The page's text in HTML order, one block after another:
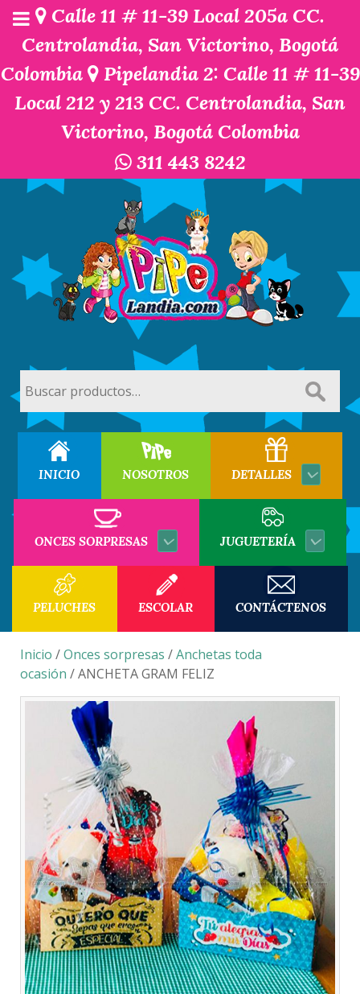
Calle 11 # 11-39 Local 205a CC.
Centrolandia, San Victorino, Bogotá
Colombia
Pipelandia 2: Calle 11 # 11-39
Local 212 y 213 CC. Centrolandia, San
Victorino, Bogotá Colombia
311 443 8242
por:
INICIO NOSOTROS DETALLES
ONCES SORPRESAS JUGUETERÍA
PELUCHES ESCOLAR CONTÁCTENOS
Inicio /Onces sorpresas /Anchetas toda
ocasión / ANCHETA GRAM FELIZ